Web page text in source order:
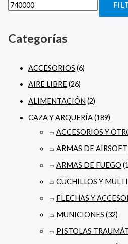
Categorías
ACCESORIOS (6)
AIRE LIBRE(26)
ALIMENTACIÓN (2)
CAZA Y ARQUERÍA(189)
ACCESORIOS Y
ARMAS DE AIRSOFT
ARMAS DE FUEGO
CUCHILLOS Y
FLECHAS Y
MUNICIONES (32)
PISTOLAS